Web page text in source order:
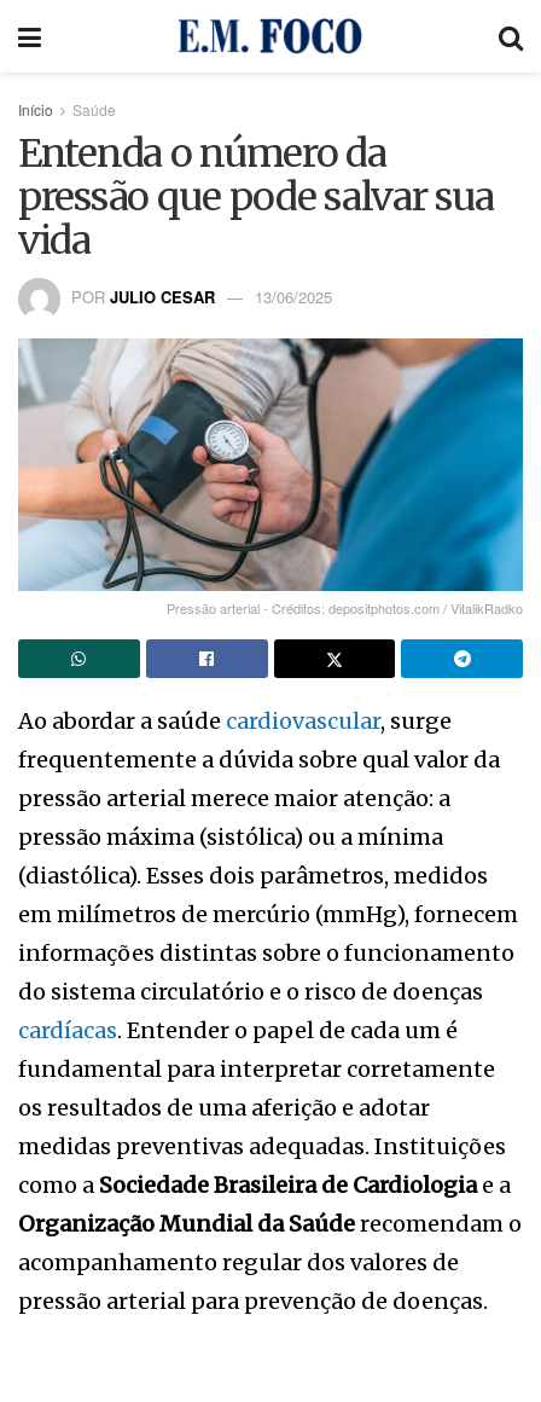
Início Saúde
Entenda o número da
pressão que pode salvar sua
vida
POR JULIO CESAR 13/06/2025
Pressão arterial - Créditos: depositphotos.com / VitalikRadko
Ao abordar a saúde cardiovascular, surge
frequentemente a dúvida sobre qual valor da
pressão arterial merece maior atenção: a
pressão máxima (sistólica) ou a mínima
(diastólica). Esses dois parâmetros, medidos
em milímetros de mercúrio (mmHg), fornecem
informações distintas sobre o funcionamento
do sistema circulatório e o risco de doenças
cardíacas. Entender o papel de cada um é
fundamental para interpretar corretamente
os resultados de uma aferição e adotar
medidas preventivas adequadas. Instituições
como a Sociedade Brasileira de Cardiologiae a
Organização Mundial da Saúderecomendam o
acompanhamento regular dos valores de
pressão arterial para prevenção de doenças.